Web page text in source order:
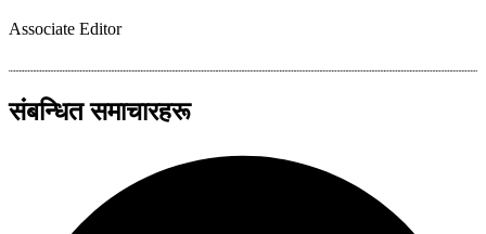
Associate Editor
संबन्धित समाचारहरू